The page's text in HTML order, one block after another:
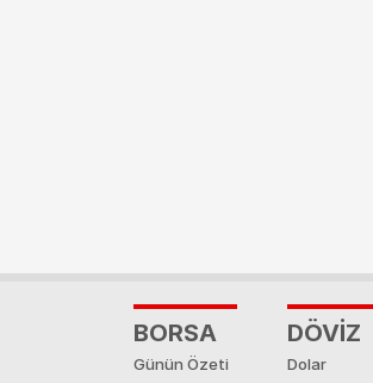
BORSA
Günün Özeti
DÖVİZ
Dolar